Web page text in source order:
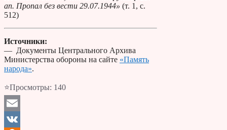
ап. Пропал без вести 29.07.1944» (т. 1, с.
512)
Источники:
— Документы Центрального Архива
Министерства обороны на сайте «Память
народа».
⭐Просмотры: 140
Email